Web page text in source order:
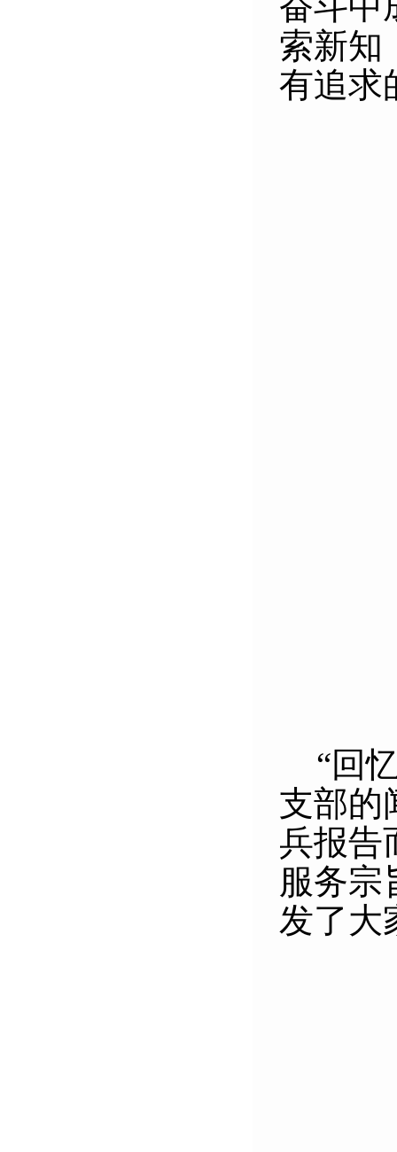
索新知
有追求
“回
支部的
兵报告
服务宗
发了大